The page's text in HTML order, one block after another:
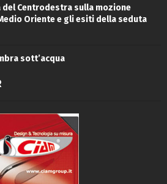
del Centrodestra sulla mozione
Oriente e gli esiti della seduta
sott’acqua